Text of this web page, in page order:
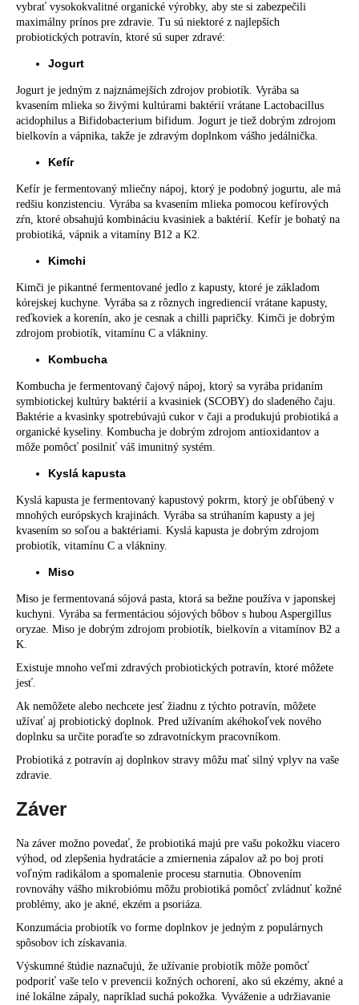
vybrať vysokokvalitné organické výrobky, aby ste si zabezpečili
maximálny prínos pre zdravie. Tu sú niektoré z najlepších
probiotických potravín, ktoré sú super zdravé:
Jogurt
Jogurt je jedným z najznámejších zdrojov probiotík. Vyrába sa
kvasením mlieka so živými kultúrami baktérií vrátane Lactobacillus
acidophilus a Bifidobacterium bifidum. Jogurt je tiež dobrým zdrojom
bielkovín a vápnika, takže je zdravým doplnkom vášho jedálnička.
Kefír
Kefír je fermentovaný mliečny nápoj, ktorý je podobný jogurtu, ale má
redšiu konzistenciu. Vyrába sa kvasením mlieka pomocou kefírových
zŕn, ktoré obsahujú kombináciu kvasiniek a baktérií. Kefír je bohatý na
probiotiká, vápnik a vitamíny B12 a K2.
Kimchi
Kimči je pikantné fermentované jedlo z kapusty, ktoré je základom
kórejskej kuchyne. Vyrába sa z rôznych ingrediencií vrátane kapusty,
reďkoviek a korenín, ako je cesnak a chilli papričky. Kimči je dobrým
zdrojom probiotík, vitamínu C a vlákniny.
Kombucha
Kombucha je fermentovaný čajový nápoj, ktorý sa vyrába pridaním
symbiotickej kultúry baktérií a kvasiniek (SCOBY) do sladeného čaju.
Baktérie a kvasinky spotrebúvajú cukor v čaji a produkujú probiotiká a
organické kyseliny. Kombucha je dobrým zdrojom antioxidantov a
môže pomôcť posilniť váš imunitný systém.
Kyslá kapusta
Kyslá kapusta je fermentovaný kapustový pokrm, ktorý je obľúbený v
mnohých európskych krajinách. Vyrába sa strúhaním kapusty a jej
kvasením so soľou a baktériami. Kyslá kapusta je dobrým zdrojom
probiotík, vitamínu C a vlákniny.
Miso
Miso je fermentovaná sójová pasta, ktorá sa bežne používa v japonskej
kuchyni. Vyrába sa fermentáciou sójových bôbov s hubou Aspergillus
oryzae. Miso je dobrým zdrojom probiotík, bielkovín a vitamínov B2 a
K.
Existuje mnoho veľmi zdravých probiotických potravín, ktoré môžete
jesť.
Ak nemôžete alebo nechcete jesť žiadnu z týchto potravín, môžete
užívať aj probiotický doplnok. Pred užívaním akéhokoľvek nového
doplnku sa určite poraďte so zdravotníckym pracovníkom.
Probiotiká z potravín aj doplnkov stravy môžu mať silný vplyv na vaše
zdravie.
Záver
Na záver možno povedať, že probiotiká majú pre vašu pokožku viacero
výhod, od zlepšenia hydratácie a zmiernenia zápalov až po boj proti
voľným radikálom a spomalenie procesu starnutia. Obnovením
rovnováhy vášho mikrobiómu môžu probiotiká pomôcť zvládnuť kožné
problémy, ako je akné, ekzém a psoriáza.
Konzumácia probiotík vo forme doplnkov je jedným z populárnych
spôsobov ich získavania.
Výskumné štúdie naznačujú, že užívanie probiotík môže pomôcť
podporiť vaše telo v prevencii kožných ochorení, ako sú ekzémy, akné a
iné lokálne zápaly, napríklad suchá pokožka. Vyváženie a udržiavanie